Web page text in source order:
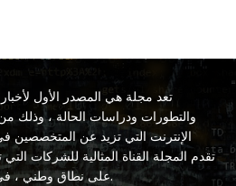
تعد مجلة هي المصدر الأول
والتطورات ودراسات الحالة ، وذلك
الإنترنت التي تزيد عن المتخصصين
تقدم المجلة القناة المثالية للشركات
على نطاق وطني ، في شكل أعمال تجارية بالكامل.